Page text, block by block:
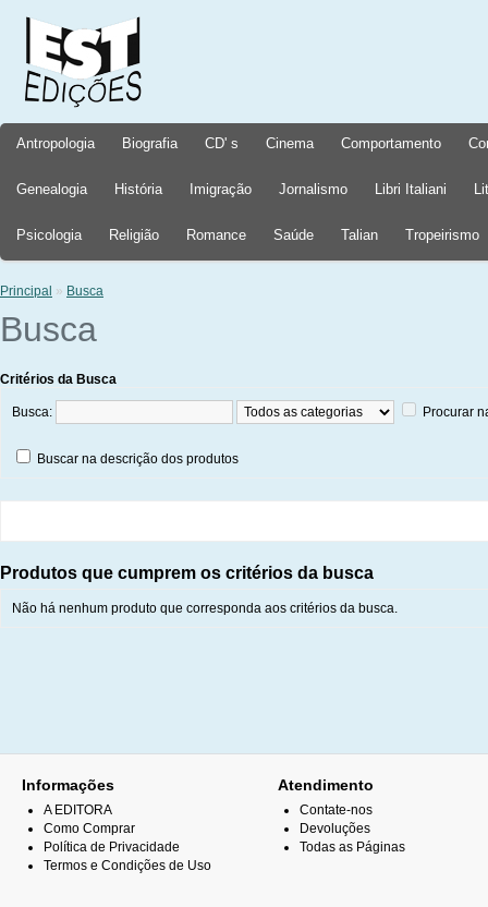
Antropologia Biografia CD' s Cinema Comportamento
Genealogia História Imigração Jornalismo Libri Italiani
Psicologia Religião Romance Saúde Talian Tropeirismo
Principal » Busca
Busca
Critérios da Busca
Busca: Procurar
Buscar na descrição dos produtos
Produtos que cumprem os critérios da busca
Não há nenhum produto que corresponda aos critérios da busca.
Informações
A EDITORA
Como Comprar
Política de Privacidade
Termos e Condições de Uso
Atendimento
Contate-nos
Devoluções
Todas as Páginas